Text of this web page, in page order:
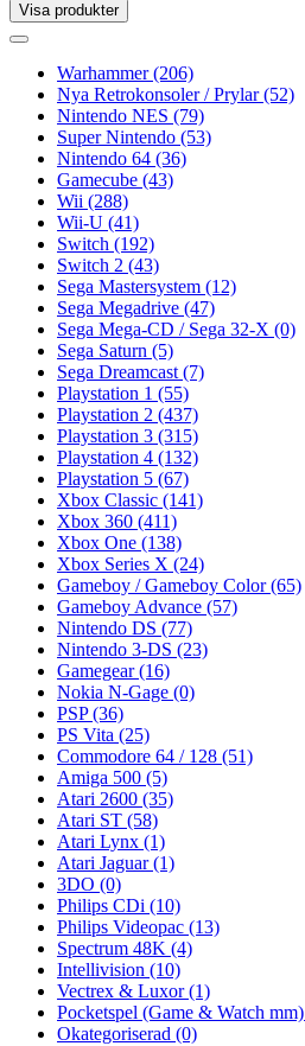
Visa produkter
Toggle
Toggle
navigationWarhammer(206)
Nya Retrokonsoler / Prylar(52)
Nintendo NES (79)
Super Nintendo (53)
Nintendo 64 (36)
Gamecube (43)
Wii (288)
Wii-U (41)
Switch (192)
Switch 2 (43)
Sega Mastersystem (12)
Sega Megadrive (47)
Sega Mega-CD / Sega 32-X (0)
Sega Saturn (5)
Sega Dreamcast (7)
Playstation 1 (55)
Playstation 2 (437)
Playstation 3 (315)
Playstation 4 (132)
Playstation 5 (67)
Xbox Classic (141)
Xbox 360 (411)
Xbox One (138)
Xbox Series X (24)
Gameboy / Gameboy Color(65)
Gameboy Advance (57)
Nintendo DS (77)
Nintendo 3-DS (23)
Gamegear(16)
Nokia N-Gage (0)
PSP(36)
PS Vita (25)
Commodore 64 / 128 (51)
Amiga 500 (5)
Atari 2600 (35)
Atari ST (58)
Atari Lynx (1)
Atari Jaguar(1)
3DO (0)
Philips CDi (10)
Philips Videopac (13)
Spectrum 48K (4)
Intellivision (10)
Vectrex & Luxor(1)
Pocketspel (Game & Watch mm)
Okategoriserad (0)